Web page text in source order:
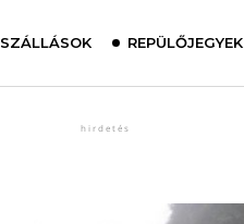
SZÁLLÁSOK REPÜLŐJEGYEK